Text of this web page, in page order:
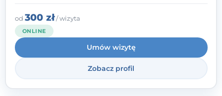
szczęście. Należy uwierzyć w siebie i działać
w obranym kierunku.
od 300 zł/ wizyta
ONLINE
Umów wizytę
Zobacz profil